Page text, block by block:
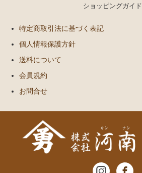
ショッピングガイド
特定商取引法に基づく表記
個人情報保護方針
送料について
会員規約
お問合せ